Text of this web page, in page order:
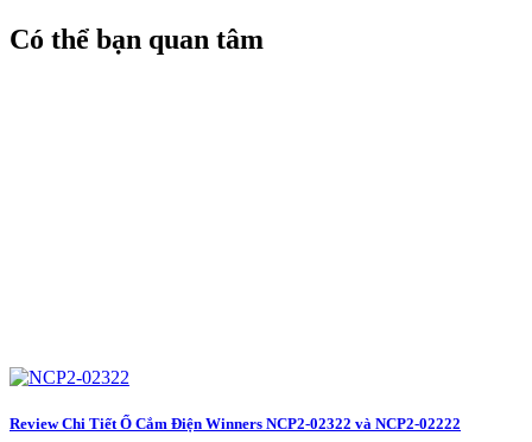
Có thể bạn quan tâm
Review Chi Tiết Ổ Cắm Điện Winners NCP2-02322 và NCP2-02222